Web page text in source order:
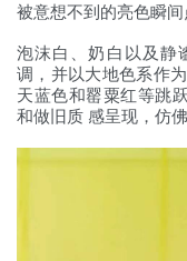
被意想不到的亮色瞬间
泡沫白、奶白以及静
调，并以大地色系作
天蓝色和罂粟红等跳
和做旧质 感呈现，仿